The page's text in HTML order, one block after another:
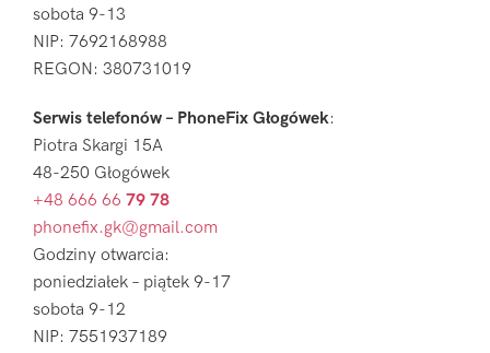
sobota 9-13
NIP: 7692168988
REGON: 380731019
Serwis telefonów – PhoneFix Głogówek:
Piotra Skargi 15A
48-250 Głogówek
+48 666 66 79 78
phonefix.gk@gmail.com
Godziny otwarcia:
poniedziałek – piątek 9-17
sobota 9-12
NIP: 7551937189